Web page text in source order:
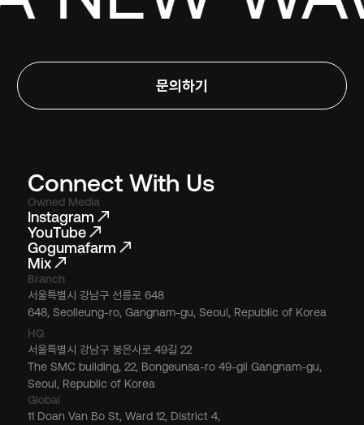
문의하기
Connect With Us
Owned Media
Instagram
YouTube
Gogumafarm
Mix
HQ
서울특별시 강남구 봉은사로 49길 22
The SMC building, 22, Bongeunsa-ro 49-gil Gangnam-gu,
Seoul, Republic of Korea
Branch
서울특별시 강남구 선릉로 648
648, Seolleung-ro, Gangnam-gu, Seoul, Republic of Korea
Global
11 Doan Van Bo St, Ward 12, District 4,